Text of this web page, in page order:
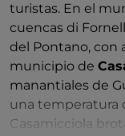
turistas. En el
cuencas di
del Pontano, con
municipio de
manantiales de
una temperatura
Casamicciola